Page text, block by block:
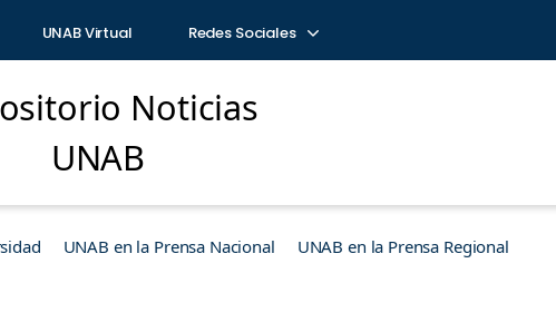
UNAB Virtual Redes Sociales
Noticias
UNAB
UNAB en la Prensa Nacional UNAB en la Prensa Regional